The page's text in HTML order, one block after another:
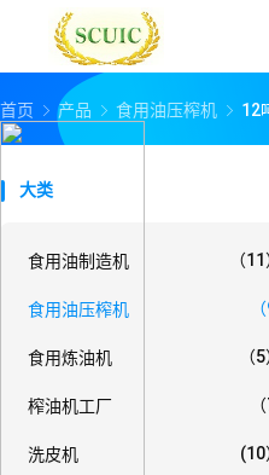
首页 产品 食用油压榨机 12
大类
食用油制造机 （11
食用油压榨机
食用炼油机 （5
榨油机工厂
洗皮机 (10